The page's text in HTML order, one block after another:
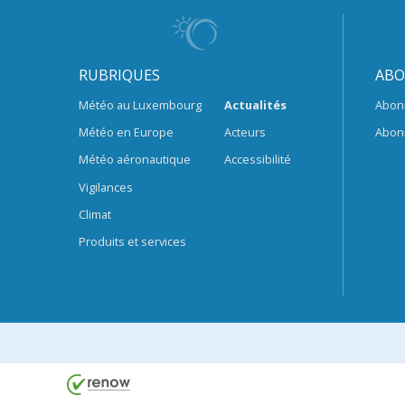
RUBRIQUES
Météo au Luxembourg
Météo en Europe
Météo aéronautique
Vigilances
Climat
Produits et services
Actualités
Acteurs
Accessibilité